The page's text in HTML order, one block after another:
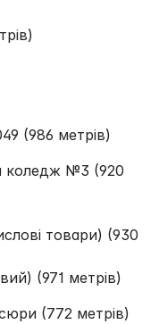
(986 метрів)
коледж №3 (920
товари) (930
(971 метрів)
(772 метрів)